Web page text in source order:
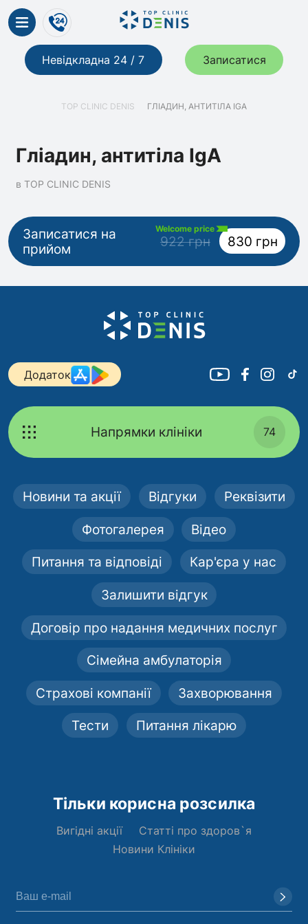
Невідкладна 24 / 7 Записатися
TOP CLINIC DENIS ГЛІАДИН, АНТИТІЛА IGA
Гліадин, антитіла IgA
в TOP CLINIC DENIS
Записатися на
прийом
Welcome price
922 грн 830 грн
Додаток
Напрямки клініки 74
Новини та акції Відгуки Реквізити
Фотогалерея Відео
Питання та відповіді Кар'єра у нас
Залишити відгук
Договір про надання медичних послуг
Сімейна амбулаторія
Страхові компанії Захворювання
Тести Питання лікарю
Тільки корисна розсилка
Вигідні акції
Статті про здоров`я
Новини Клініки